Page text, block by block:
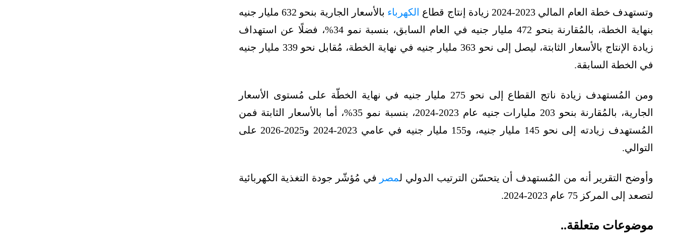
وتستهدف خطة العام المالي 2023-2024 زيادة إنتاج قطاع الكهرباء
بالأسعار الجارية بنحو 632 مليار جنيه
بنهاية الخطة، بالمُقارنة بنحو 472 مليار جنيه في العام السابق، بنسبة نمو 34%، فضلًا عن استهداف
زيادة الإنتاج بالأسعار الثابتة، ليصل إلى نحو 363 مليار جنيه في نهاية الخطة، مُقابل نحو 339 مليار جنيه
في الخطة السابقة.
ومن المُستهدف زيادة ناتج القطاع إلى نحو 275 مليار جنيه في نهاية الخطّة على مُستوى الأسعار
الجارية، بالمُقارنة بنحو 203 مليارات جنيه عام 2023-2024، بنسبة نمو 35%، أما بالأسعار الثابتة فمن
المُستهدف زيادته إلى نحو 145 مليار جنيه، و155 مليار جنيه في عامي 2023-2024 و2025-2026 على
التوالي.
وأوضح التقرير أنه من المُستهدف أن يتحسّن الترتيب الدولي لمصر في مُؤشّر جودة التغذية الكهربائية
لتصعد إلى المركز 75 عام 2023-2024.
موضوعات متعلقة..